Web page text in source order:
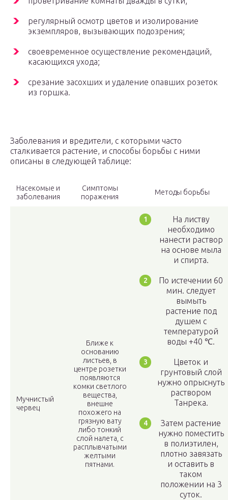
регулярный осмотр цветов и изолирование
экземпляров, вызывающих подозрения;
своевременное осуществление рекомендаций,
касающихся ухода;
срезание засохших и удаление опавших розеток
из горшка.
Заболевания и вредители, с которыми часто
сталкивается растение, и способы борьбы с ними
описаны в следующей таблице:
Насекомые и
заболевания
Симптомы
поражения
Методы борьбы
Мучнистый
червец
Ближе к
основанию
листьев, в
центре розетки
появляются
комки светлого
вещества,
внешне
похожего на
грязную вату
либо тонкий
слой налета, с
расплывчатыми
желтыми
пятнами.
На листву
необходимо
нанести раствор
на основе мыла
и спирта.
По истечении 60
мин. следует
вымыть
растение под
душем с
температурой
воды +40 ℃.
Цветок и
грунтовый слой
нужно опрыснуть
раствором
Танрека.
Затем растение
нужно поместить
в полиэтилен,
плотно завязать
и оставить в
таком
положении на 3
суток.